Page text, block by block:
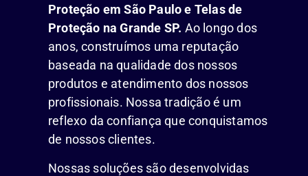
Proteção em São Paulo e Telas de
Proteção na Grande SP. Ao longo dos
anos, construímos uma reputação
baseada na qualidade dos nossos
produtos e atendimento dos nossos
profissionais. Nossa tradição é um
reflexo da confiança que conquistamos
de nossos clientes.
Nossas soluções são desenvolvidas